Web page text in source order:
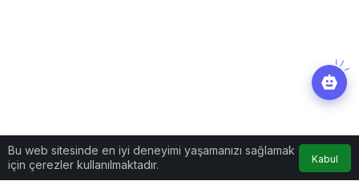
Bu web sitesinde en iyi deneyimi yaşamanızı sağlamak
için çerezler kullanılmaktadır.
Kabul